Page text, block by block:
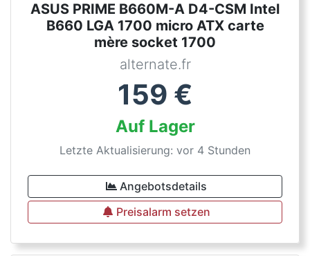
ASUS PRIME B660M-A D4-CSM Intel
B660 LGA 1700 micro ATX carte
mère socket 1700
alternate.fr
159 €
Auf Lager
Letzte Aktualisierung: vor 4 Stunden
Angebotsdetails
Preisalarm setzen